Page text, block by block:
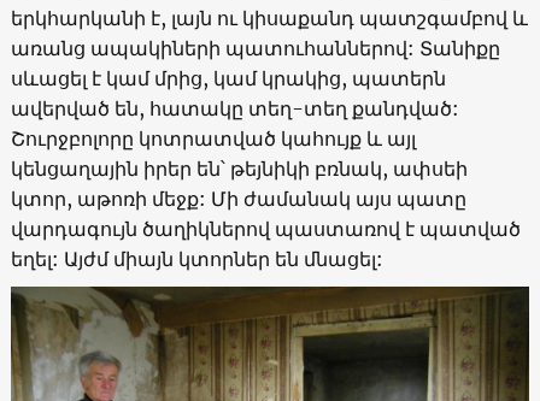
երկհարկանի է, լայն ու կիսաքանդ պատշգամբով և
առանց ապակիների պատուհաններով: Տանիքը
սևացել է կամ մրից, կամ կրակից, պատերն
ավերված են, հատակը տեղ-տեղ քանդված:
Շուրջբոլորը կոտրատված կահույք և այլ
կենցաղային իրեր են՝ թեյնիկի բռնակ, ափսեի
կտոր, աթոռի մեջք: Մի ժամանակ այս պատը
վարդագույն ծաղիկներով պաստառով է պատված
եղել: Այժմ միայն կտորներ են մնացել: